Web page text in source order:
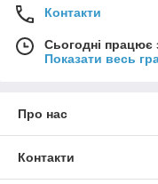
Контакти
Сьогодні працює
Показати весь
Про нас
Контакти